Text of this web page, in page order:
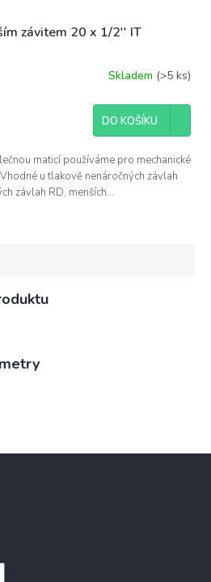
závitem 20 x 1/2'' IT
Skladem (>5 ks)
DO KOŠÍKU
maticí používáme pro mechanické
u tlakově nenáročných závlah
závlah RD, menších...